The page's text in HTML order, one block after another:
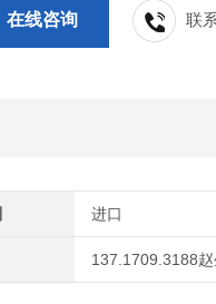
在线咨询 联
进口
137.1709.3188赵